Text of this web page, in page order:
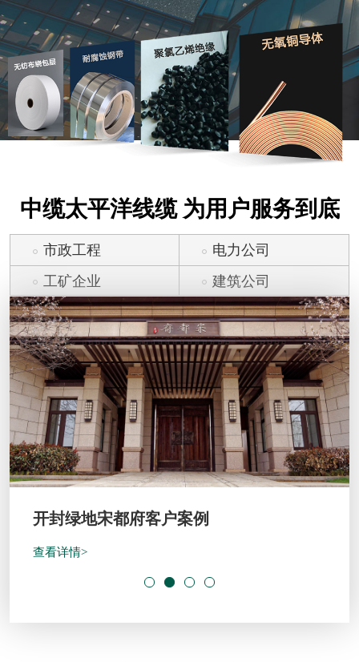
中缆太平洋线缆 为用户服务到底
市政工程
电力公司
工矿企业
建筑公司
开封绿地宋都府客户案例
查看详情>